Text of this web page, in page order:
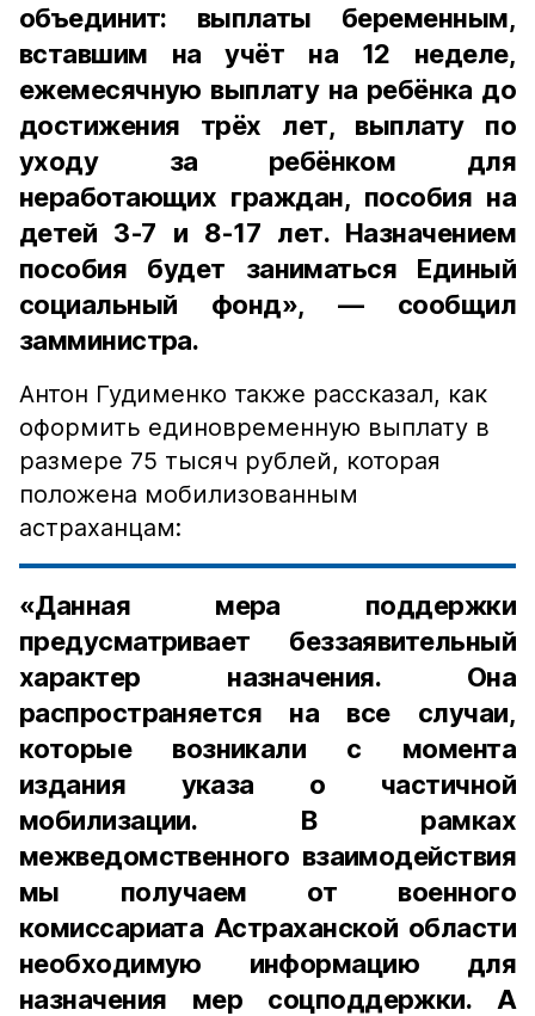
объединит: выплаты беременным,
вставшим на учёт на 12 неделе,
ежемесячную выплату на ребёнка до
достижения трёх лет, выплату по
уходу за ребёнком для
неработающих граждан, пособия на
детей 3-7 и 8-17 лет. Назначением
пособия будет заниматься Единый
социальный фонд», — сообщил
замминистра.
Антон Гудименко также рассказал, как
оформить единовременную выплату в
размере 75 тысяч рублей, которая
положена мобилизованным
астраханцам:
«Данная мера поддержки
предусматривает беззаявительный
характер назначения. Она
распространяется на все случаи,
которые возникали с момента
издания указа о частичной
мобилизации. В рамках
межведомственного взаимодействия
мы получаем от военного
комиссариата Астраханской области
необходимую информацию для
назначения мер соцподдержки. А